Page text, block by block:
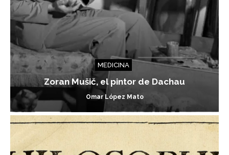
MEDICINA
Zoran Mušič, el pintor de Dachau
Omar López Mato